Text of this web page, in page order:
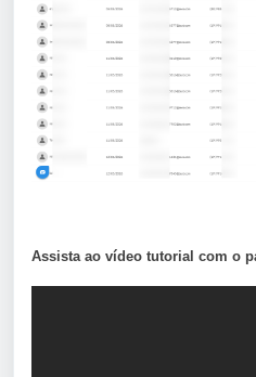
Assista ao vídeo tutorial com o